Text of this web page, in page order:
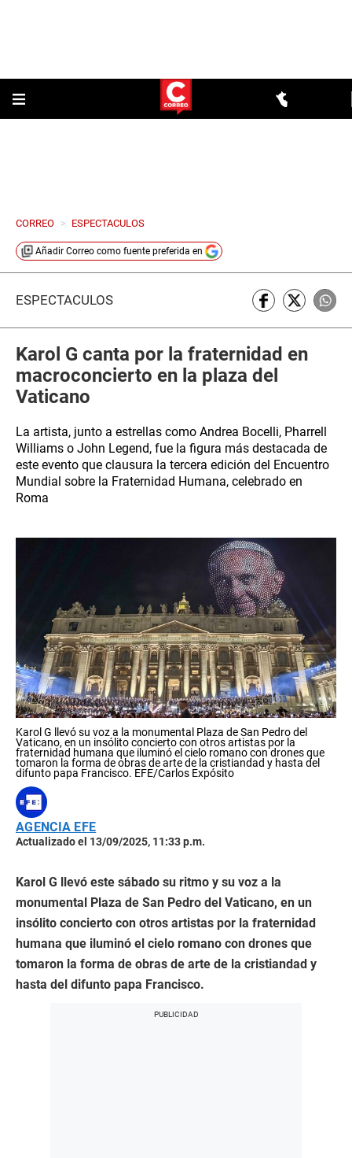
CORREO > ESPECTACULOS
Añadir Correo como fuente preferida en
ESPECTÁCULOS
Karol G canta por la fraternidad en
macroconcierto en la plaza del
Vaticano
La artista, junto a estrellas como Andrea Bocelli, Pharrell
Williams o John Legend, fue la figura más destacada de
este evento que clausura la tercera edición del Encuentro
Mundial sobre la Fraternidad Humana, celebrado en
Roma
Karol G llevó su voz a la monumental Plaza de San Pedro del
Vaticano, en un insólito concierto con otros artistas por la
fraternidad humana que iluminó el cielo romano con drones que
tomaron la forma de obras de arte de la cristiandad y hasta del
difunto papa Francisco. EFE/Carlos Expósito
AGENCIA EFE
Actualizado el 13/09/2025, 11:33 p.m.
Karol G llevó este sábado su ritmo y su voz a la
monumental Plaza de San Pedro del Vaticano, en un
insólito concierto con otros artistas por la fraternidad
humana que iluminó el cielo romano con drones que
tomaron la forma de obras de arte de la cristiandad y
hasta del difunto papa Francisco.